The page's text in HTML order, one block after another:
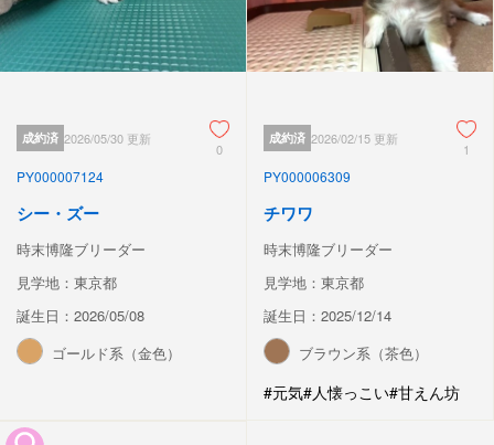
成約済 2026/05/30 更新
0
PY000007124
シー・ズー
時末博隆ブリーダー
見学地：東京都
誕生日：2026/05/08
ゴールド系（金色）
成約済 2026/02/15 更新
1
PY000006309
チワワ
時末博隆ブリーダー
見学地：東京都
誕生日：2025/12/14
ブラウン系（茶色）
#元気#人懐っこい#甘えん坊